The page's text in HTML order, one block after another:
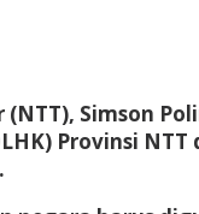
Simson
Provinsi